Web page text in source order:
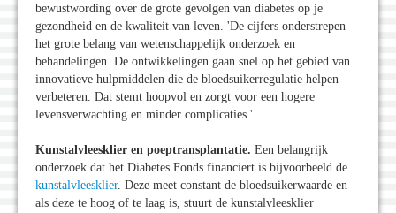
bewustwording over de grote gevolgen van diabetes op je
gezondheid en de kwaliteit van leven. 'De cijfers onderstrepen
het grote belang van wetenschappelijk onderzoek en
behandelingen. De ontwikkelingen gaan snel op het gebied van
innovatieve hulpmiddelen die de bloedsuikerregulatie helpen
verbeteren. Dat stemt hoopvol en zorgt voor een hogere
levensverwachting en minder complicaties.'
Kunstalvleesklier en poeptransplantatie. Een belangrijk
onderzoek dat het Diabetes Fonds financiert is bijvoorbeeld de
kunstalvleesklier. Deze meet constant de bloedsuikerwaarde en
als deze te hoog of te laag is, stuurt de kunstalvleesklier